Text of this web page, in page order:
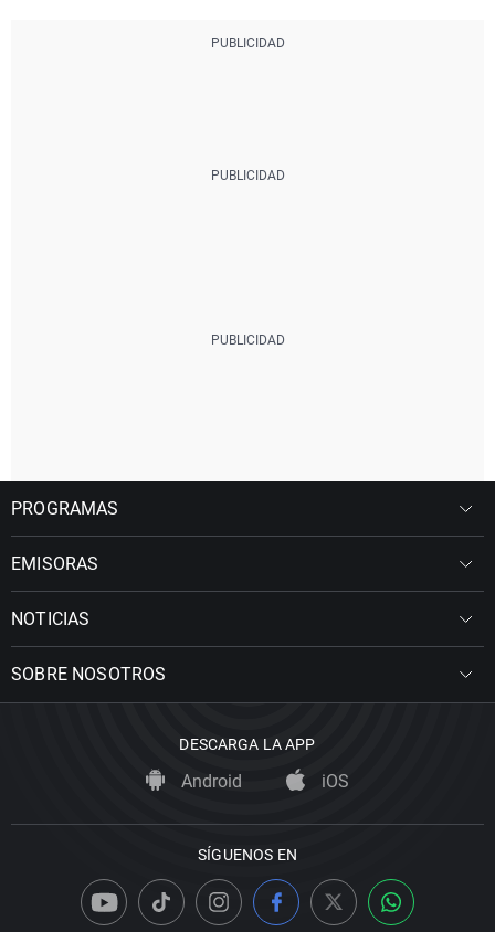
PROGRAMAS
EMISORAS
NOTICIAS
SOBRE NOSOTROS
DESCARGA LA APP
Android iOS
SÍGUENOS EN